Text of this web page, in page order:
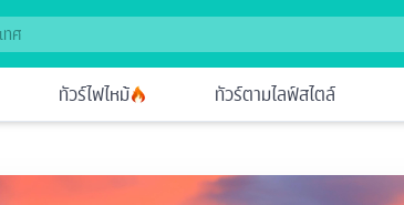
ทัวร์ไฟไหม้ ทัวร์ตามไลฟ์สไตล์